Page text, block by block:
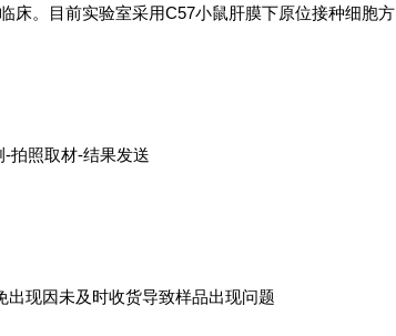
床。目前实验室采用C57小鼠肝膜下原位接种细胞方
拍照取材-结果发送
现因未及时收货导致样品出现问题